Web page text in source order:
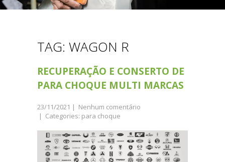
TAG: WAGON R
RECUPERAÇÃO E CONSERTO DE
PARA CHOQUE MULTI MARCAS
23/11/2021 | Nenhum comentário
| Categories: para choque